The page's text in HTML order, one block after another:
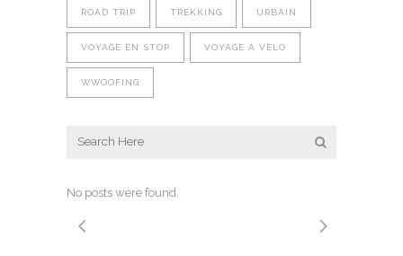
ROAD TRIP TREKKING URBAIN
VOYAGE EN STOP VOYAGE À VÉLO
WWOOFING
No posts were found.